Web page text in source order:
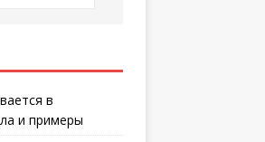
в
и примеры